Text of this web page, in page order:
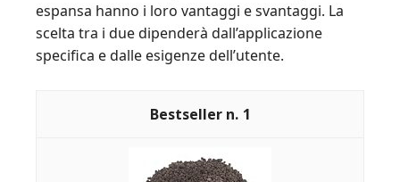
espansa hanno i loro vantaggi e svantaggi. La
scelta tra i due dipenderà dall’applicazione
specifica e dalle esigenze dell’utente.
1